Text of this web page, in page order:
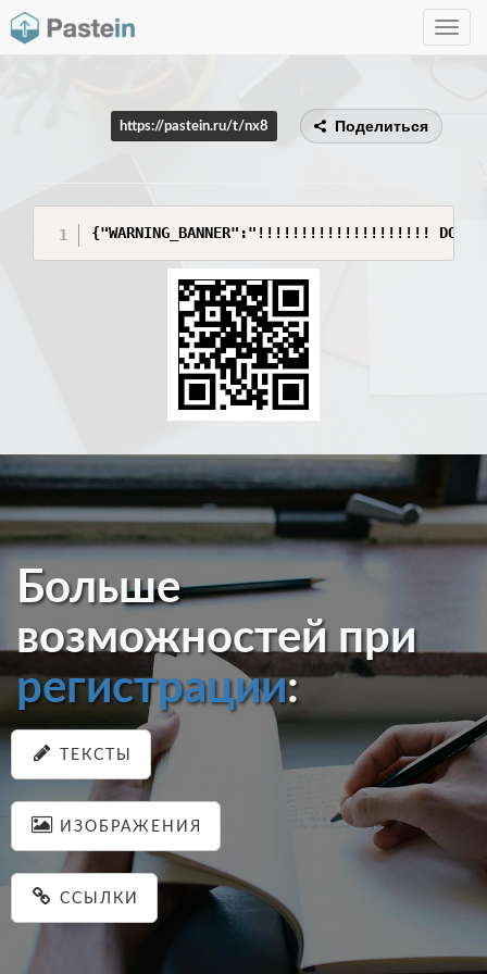
Toggle
https://pastein.ru/t/nx8 Поделиться
{"WARNING_BANNER":"!!!!!!!!!!!!!!!!!!!! DO NOT SHARE
Больше
возможностей при
регистрации:
ТЕКСТЫ
ИЗОБРАЖЕНИЯ
ССЫЛКИ